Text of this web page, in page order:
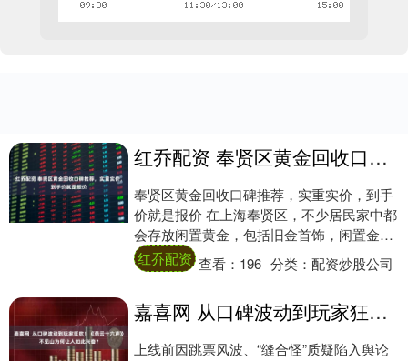
红乔配资 奉贤区黄金回收口碑推荐，实重实价，到手价就是报价
奉贤区黄金回收口碑推荐，实重实价，到手
价就是报价 在上海奉贤区，不少居民家中都
会存放闲置黄金，包括旧金首饰，闲置金
条，纪念金币以及老旧黄金饰品等。随着大
众消费观....
红乔配资 查看： 196 分类：配资炒股公司
嘉喜网 从口碑波动到玩家狂吹！《燕云十六声》不见山为何让人如此兴奋？
上线前因跳票风波、“缝合怪”质疑陷入舆论